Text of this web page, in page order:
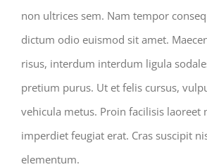
non ultrices sem. Nam tempor
dictum odio euismod sit amet.
risus, interdum interdum ligula
pretium purus. Ut et felis cursus,
vehicula metus. Proin facilisis laoreet
imperdiet feugiat erat. Cras suscipit
elementum.